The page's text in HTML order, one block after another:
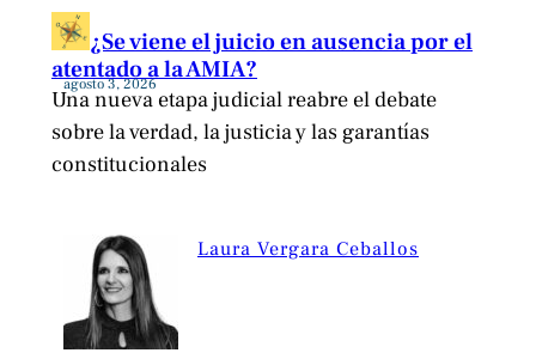
¿Se viene el juicio en ausencia por el
atentado a la AMIA?
agosto 3, 2026
Una nueva etapa judicial reabre el debate
sobre la verdad, la justicia y las garantías
constitucionales
Laura Vergara Ceballos